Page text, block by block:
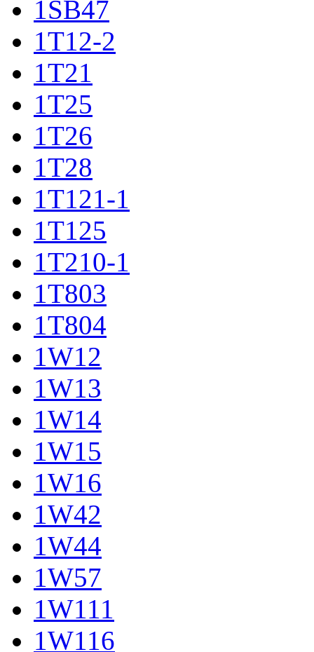
1SB47
1T12-2
1T21
1T25
1T26
1T28
1T121-1
1T125
1T210-1
1T803
1T804
1W12
1W13
1W14
1W15
1W16
1W42
1W44
1W57
1W111
1W116